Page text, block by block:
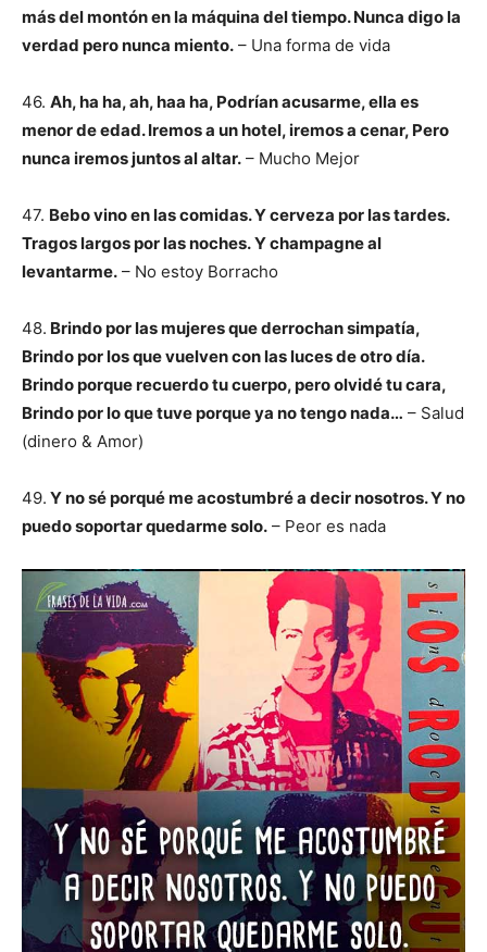
más del montón en la máquina del tiempo. Nunca digo la
verdad pero nunca miento. – Una forma de vida
46. Ah, ha ha, ah, haa ha, Podrían acusarme, ella es
menor de edad. Iremos a un hotel, iremos a cenar, Pero
nunca iremos juntos al altar. – Mucho Mejor
47. Bebo vino en las comidas. Y cerveza por las tardes.
Tragos largos por las noches.Y champagne al
levantarme. – No estoy Borracho
48. Brindo por las mujeres que derrochan simpatía,
Brindo por los que vuelven con las luces de otro día.
Brindo porque recuerdo tu cuerpo, pero olvidé tu cara,
Brindo por lo que tuve porque ya no tengo nada… – Salud
(dinero & Amor)
49. Y no sé porqué me acostumbré a decir nosotros. Y no
puedo soportar quedarme solo. – Peor es nada